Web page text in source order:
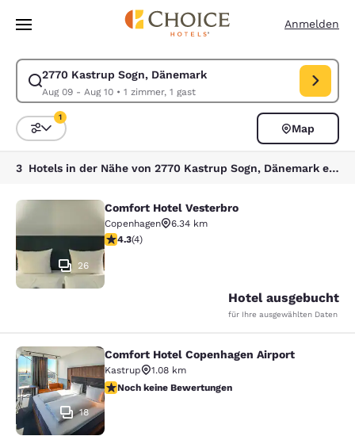
Weiter Zu Hauptinhalt
Anmelden
2770 Kastrup Sogn, Dänemark
Aug 09 - Aug 10• 1 zimmer, 1 gast
Suche für 2770 Kastrup Sogn, Dänemark ändern. Check-in-Datum Aug
Sortieren und Filtern,
1
Map
3 Hotels in der Nähe von 2770 Kastrup Sogn, Dänemark entsprechen Ihren Filtern
Comfort Hotel Vesterbro
26
Comfort Hotel Vesterbro
Copenhagen
6.34 km
4.25-Sterne-Bewertung. Hervorragend. 4 Bewertungen
4.3(4)
Hotel ausgebucht
für Ihre ausgewählten Daten
Comfort Hotel Copenhagen Airport
18
Comfort Hotel Copenhagen Airport
Kastrup
1.08 km
Noch keine Bewertungen
Noch keine Bewertungen